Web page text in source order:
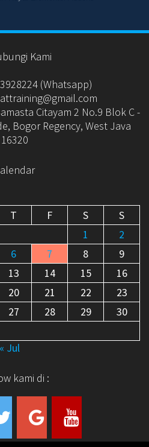
Kami
(Whatsapp)
Citayam 2 No.9 Blok C -
Bogor Regency, West Java
16320
T F S
S
1
2
6 7 8
9
13 14 15
16
20 21 22
23
27 28 29
30
« Jul
kami di :